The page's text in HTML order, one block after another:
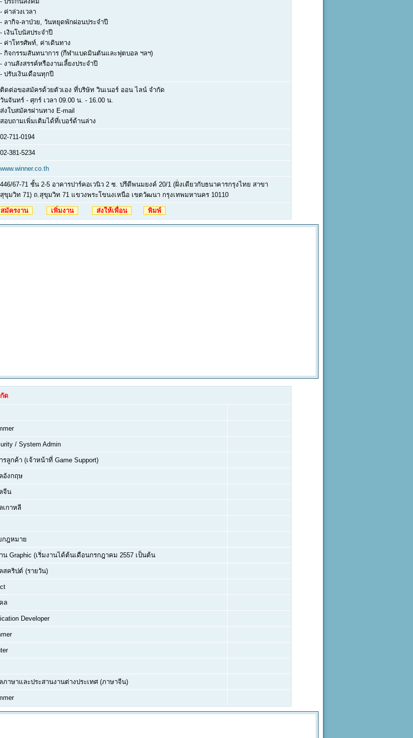
- ค่าล่วงเวลา
- ลากิจ-ลาป่วย, วันหยุดพักผ่อนประจำปี
- เงินโบนัสประจำปี
- ค่าโทรศัพท์, ค่าเดินทาง
- กิจกรรมสันทนาการ (กีฬาแบดมินตันและฟุตบอล ฯลฯ)
- งานสังสรรค์หรืองานเลี้ยงประจำปี
- ปรับเงินเดือนทุกปี
ติดต่อขอสมัครด้วยตัวเอง ที่บริษัท วินเนอร์ ออน ไลน์ จำกัด
วันจันทร์ - ศุกร์ เวลา 09.00 น. - 16.00 น.
ส่งใบสมัครผ่านทาง E-mail
สอบถามเพิ่มเติมได้ที่เบอร์ด้านล่าง
02-711-0194
02-381-5234
www.winner.co.th
446/67-71 ชั้น 2-5 อาคารปาร์คอเวนิว 2 ซ. ปรีดีพนมยงค์ 20/1 (ฝั่งเดียวกับธนาคารกรุงไทย สาขา
สุขุมวิท 71) ถ.สุขุมวิท 71 แขวงพระโขนงเหนือ เขตวัฒนา กรุงเทพมหานคร 10110
สมัครงาน เพิ่มงาน ส่งให้เพื่อน พิมพ์
ด
/ System Admin
ลูกค้า (เจ้าหน้าที่ Game Support)
อังกฤษ
จีน
เกาหลี
กฎหมาย
น Graphic (เริ่มงานได้ต้นเดือนกรกฎาคม 2557 เป็นต้น
สคริปต์ (รายวัน)
ล
Developer
ภาษาและประสานงานต่างประเทศ (ภาษาจีน)